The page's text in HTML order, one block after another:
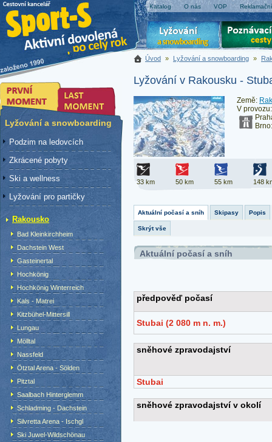
Katalog O nás VOP
Úvod » Lyžování a snowboarding »
Lyžování v Rakousku -
Země:
V
33 km 50 km 55 km 148
Aktuální počasí a sníh Skipasy Popis
Skrýt vše
Aktuální počasí a sníh
Lyžování a snowboarding
Podzim na ledovcích
Zkrácené pobyty
Ski a wellness
Lyžování pro partičky
Rakousko
Bad Kleinkirchheim
Dachstein West
Gasteinertal
Hochkönig
Hochkönig Winterreich
Kals - Matrei
Kitzbühel-Mittersill
Lungau
Mölltal
Nassfeld
Ötztal Arena - Sölden
Pitztal
Saalbach Hinterglemm
Schladming - Dachstein
Silvretta Arena - Ischgl
Ski Juwel-Wildschönau